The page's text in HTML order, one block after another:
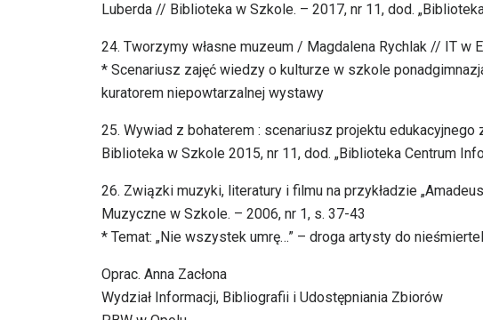
Luberda // Biblioteka w Szkole. – 2017, nr 11, dod.
24. Tworzymy własne muzeum / Magdalena Rychlak // IT w
* Scenariusz zajęć wiedzy o kulturze w szkole
kuratorem niepowtarzalnej wystawy
25. Wywiad z bohaterem : scenariusz projektu
Biblioteka w Szkole 2015, nr 11, dod. „Biblioteka Centrum
26. Związki muzyki, literatury i filmu na przykładzie
Muzyczne w Szkole. – 2006, nr 1, s. 37-43
* Temat: „Nie wszystek umrę…” – droga artysty do
Oprac. Anna Zacłona
Wydział Informacji, Bibliografii i Udostępniania Zbiorów